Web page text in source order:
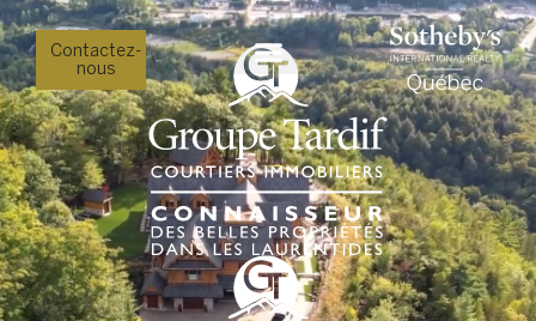
Contactez-
nous